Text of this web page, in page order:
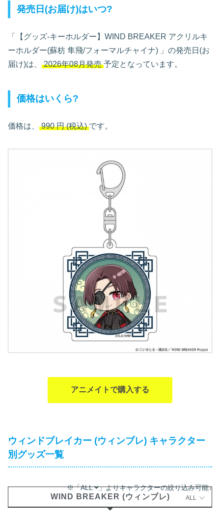
発売日(お届け)はいつ?
「【グッズ-キーホルダー】WIND BREAKER アクリルキ
ーホルダー(蘇枋 隼飛/フォーマルチャイナ) 」の発売日(お
届け)は、 2026年08月発売 予定となっています。
価格はいくら?
価格は、 990円(税込) です。
アニメイトで購入する
ウィンドブレイカー (ウィンブレ) キャラクター
別グッズ一覧
※「ALL 」よりキャラクターの絞り込み可能↓
WIND BREAKER (ウィンブレ) ALL